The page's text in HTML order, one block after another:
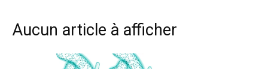
Aucun article à afficher